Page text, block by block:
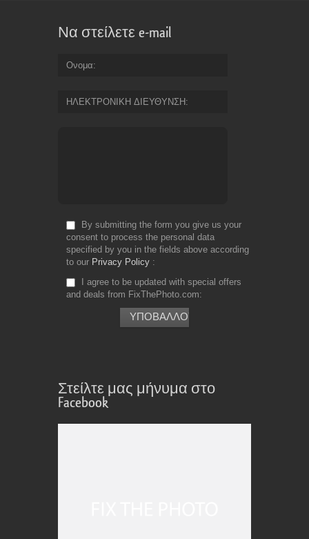
Να στείλετε e-mail
Ονομα
ΗΛΕΚΤΡΟΝΙΚΗ ΔΙΕΥΘΥΝΣΗ
By submitting the form you give us your
consent to process the personal data
specified by you in the fields above according
to our Privacy Policy
I agree to be updated with special offers
and deals from FixThePhoto.com
Στείλτε μας μήνυμα στο
Facebook